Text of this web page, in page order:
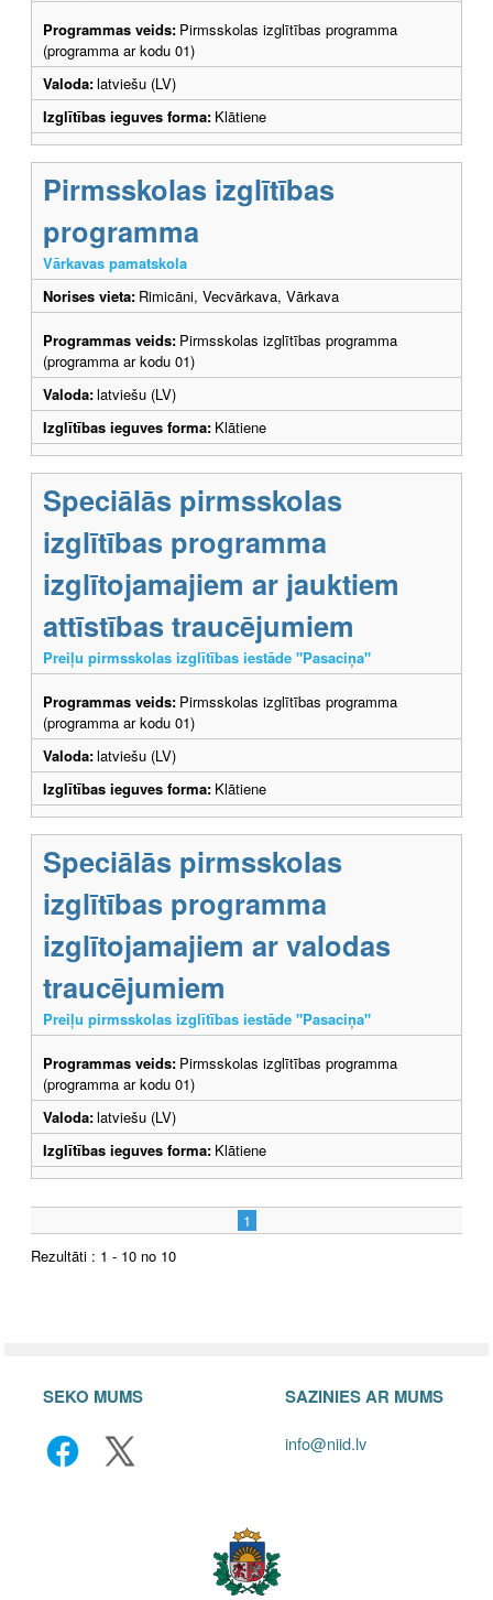
Programmas veids: Pirmsskolas izglītības programma
(programma ar kodu 01)
Valoda:latviešu (LV)
Izglītības ieguves forma: Klātiene
Pirmsskolas izglītības
programma
Vārkavas pamatskola
Norises vieta: Rimicāni, Vecvārkava, Vārkava
Programmas veids: Pirmsskolas izglītības programma
(programma ar kodu 01)
Valoda:latviešu (LV)
Izglītības ieguves forma: Klātiene
Speciālās pirmsskolas
izglītības programma
izglītojamajiem ar jauktiem
attīstības traucējumiem
Preiļu pirmsskolas izglītības iestāde "Pasaciņa"
Programmas veids: Pirmsskolas izglītības programma
(programma ar kodu 01)
Valoda:latviešu (LV)
Izglītības ieguves forma: Klātiene
Speciālās pirmsskolas
izglītības programma
izglītojamajiem ar valodas
traucējumiem
Preiļu pirmsskolas izglītības iestāde "Pasaciņa"
Programmas veids: Pirmsskolas izglītības programma
(programma ar kodu 01)
Valoda:latviešu (LV)
Izglītības ieguves forma: Klātiene
1
Rezultāti : 1 - 10 no 10
SEKO MUMS SAZINIES AR MUMS
info@niid.lv